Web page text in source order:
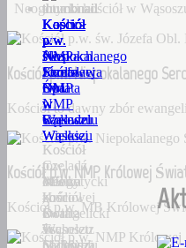
Neogotycki kościół w
Kościół p.w. Niepokalanego
Kościół to dawny zbór
Kościół p.w. NMP Królowej
Kościół p.w. MB Królowej
Kościół
p.w.
św.
Stanisława
Bpa
w
Czeladzi
Wielkiej
Czeladź
Wielka
–
Dorf
Tscheletz
(1288),
Kaplica
w
Płoskach
Kościół
p.w.
św.
Józefa
Obl.
NMP
w
Wąsoszu
Neogotycki
kościół
w
Wąsoszu
pochodzi
Kościół
p.w.
Niepokalanego
Serca
NMP
w
Wąsoszu
Kościół
to
dawny
zbór
ewangelicki
św.
Mateusza.
Kościół
p.w.
NMP
Królowej
Świata
w
Sądowelu
Kościół
p.w.
MB
Królowej
Świata
w
Sądowelu